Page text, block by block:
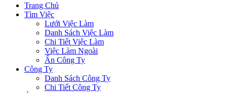
Trang Chủ
Tìm Việc
Lưới Việc Làm
Danh Sách Việc Làm
Chi Tiết Việc Làm
Việc Làm Ngoài
Ẩn Công Ty
Công Ty
Danh Sách Công Ty
Chi Tiết Công Ty